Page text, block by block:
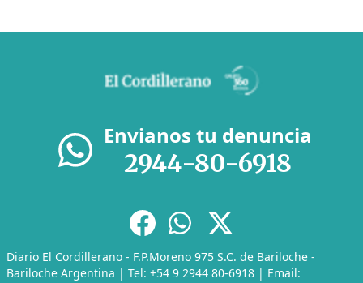
Envianos tu denuncia
2944-80-6918
Diario El Cordillerano - F.P.Moreno 975 S.C. de Bariloche -
Bariloche Argentina | Tel: +54 9 2944 80-6918 | Email: